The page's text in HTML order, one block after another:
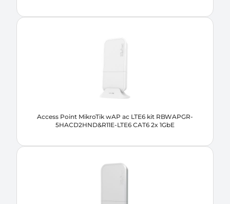
Access Point MikroTik wAP ac LTE6 kit RBWAPGR-
5HACD2HND&R11E-LTE6 CAT6 2x 1GbE